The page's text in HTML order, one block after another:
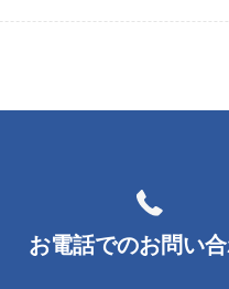
お電話でのお問い